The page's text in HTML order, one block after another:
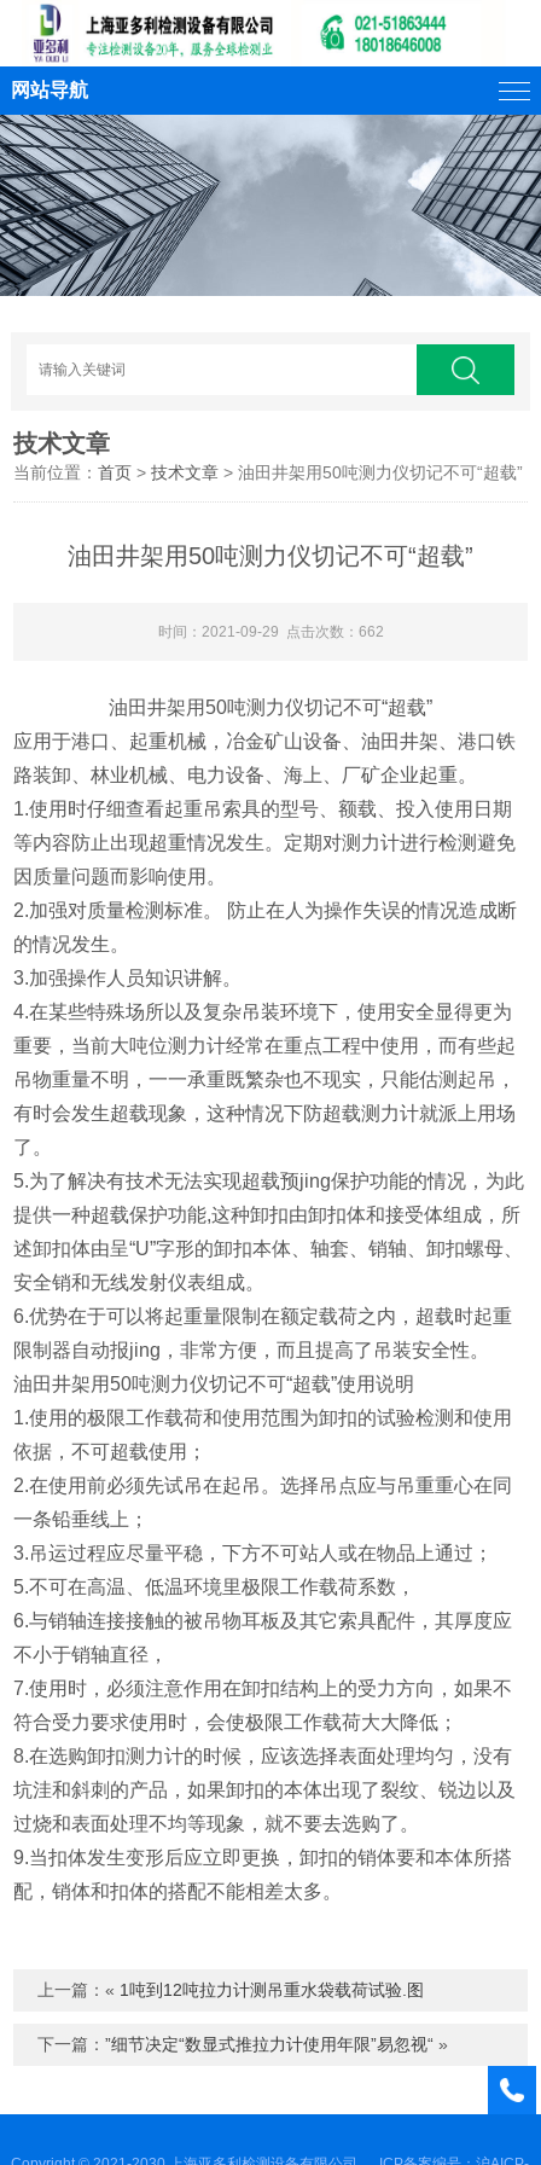
网站导航
技术文章
当前位置：首页 >技术文章 > 油田井架用50吨测力仪切记不可“超载​”
油田井架用50吨测力仪切记不可“超载​”
时间：2021-09-29 点击次数：662
油田井架用50吨测力仪切记不可“超载”
应用于港口、起重机械，冶金矿山设备、油田井架、港口铁
路装卸、林业机械、电力设备、海上、厂矿企业起重。
1.使用时仔细查看起重吊索具的型号、额载、投入使用日期
等内容防止出现超重情况发生。定期对测力计进行检测避免
因质量问题而影响使用。
2.加强对质量检测标准。 防止在人为操作失误的情况造成断
的情况发生。
3.加强操作人员知识讲解。
4.在某些特殊场所以及复杂吊装环境下，使用安全显得更为
重要，当前大吨位测力计经常在重点工程中使用，而有些起
吊物重量不明，一一承重既繁杂也不现实，只能估测起吊，
有时会发生超载现象，这种情况下防超载测力计就派上用场
了。
5.为了解决有技术无法实现超载预jing保护功能的情况，为此
提供一种超载保护功能,这种卸扣由卸扣体和接受体组成，所
述卸扣体由呈“U”字形的卸扣本体、轴套、销轴、卸扣螺母、
安全销和无线发射仪表组成。
6.优势在于可以将起重量限制在额定载荷之内，超载时起重
限制器自动报jing，非常方便，而且提高了吊装安全性。
油田井架用50吨测力仪切记不可“超载”使用说明
1.使用的极限工作载荷和使用范围为卸扣的试验检测和使用
依据，不可超载使用；
2.在使用前必须先试吊在起吊。选择吊点应与吊重重心在同
一条铅垂线上；
3.吊运过程应尽量平稳，下方不可站人或在物品上通过；
5.不可在高温、低温环境里极限工作载荷系数，
6.与销轴连接接触的被吊物耳板及其它索具配件，其厚度应
不小于销轴直径，
7.使用时，必须注意作用在卸扣结构上的受力方向，如果不
符合受力要求使用时，会使极限工作载荷大大降低；
8.在选购卸扣测力计的时候，应该选择表面处理均匀，没有
坑洼和斜刺的产品，如果卸扣的本体出现了裂纹、锐边以及
过烧和表面处理不均等现象，就不要去选购了。
9.当扣体发生变形后应立即更换，卸扣的销体要和本体所搭
配，销体和扣体的搭配不能相差太多。
上一篇：« 1吨到12吨拉力计测吊重水袋载荷试验.图
下一篇：”细节决定“​数显式推拉力计使用年限”​易忽视​“ »